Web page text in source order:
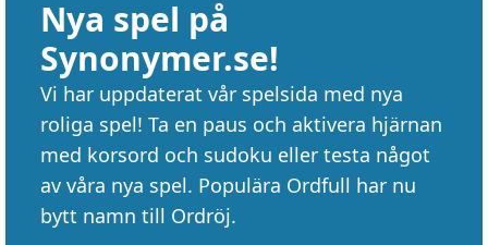
Nya spel på
Synonymer.se!
Vi har uppdaterat vår spelsida med nya
roliga spel! Ta en paus och aktivera hjärnan
med korsord och sudoku eller testa något
av våra nya spel. Populära Ordfull har nu
bytt namn till Ordröj.